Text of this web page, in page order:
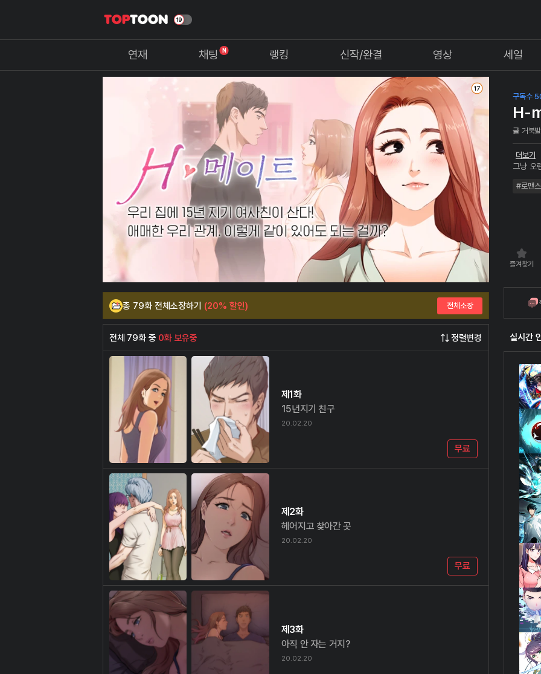
연재 채팅 N 랭킹 신작/완결 영상 세일
구독수
H-
글 거북발
더보기
그냥 오
며 둘
#로맨스
즐겨찾기
실시간
총 79화 전체소장하기 (20% 할인) 전체소장
전체 79화 중 0화 보유중 정렬변경
제1화
15년지기 친구
20.02.20
무료
제2화
헤어지고 찾아간 곳
20.02.20
무료
제3화
아직 안 자는 거지?
20.02.20